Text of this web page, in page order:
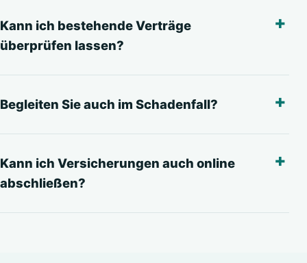
Kann ich bestehende Verträge
überprüfen lassen?
Begleiten Sie auch im Schadenfall?
Kann ich Versicherungen auch online
abschließen?